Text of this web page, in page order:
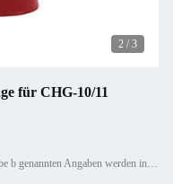
2 / 3
für CHG-10/11
Modellnummer: Die in Artikel 4 Absatz 1 Buchstabe b genannten Angaben werden in Anhang I der Verordnung (EU) Nr. 5